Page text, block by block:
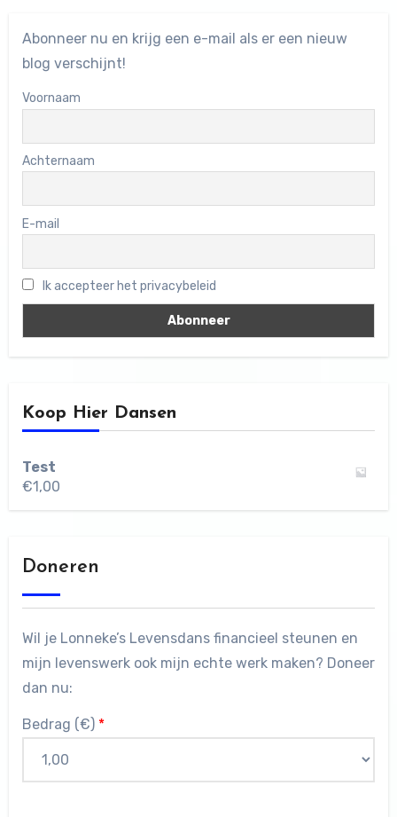
Abonneer nu en krijg een e-mail als er een nieuw
blog verschijnt!
Voornaam
Achternaam
E-mail
Ik accepteer het privacybeleid
Koop Hier Dansen
Test
€1,00
Doneren
Wil je Lonneke’s Levensdans financieel steunen en
mijn levenswerk ook mijn echte werk maken? Doneer
dan nu:
Bedrag (€) *